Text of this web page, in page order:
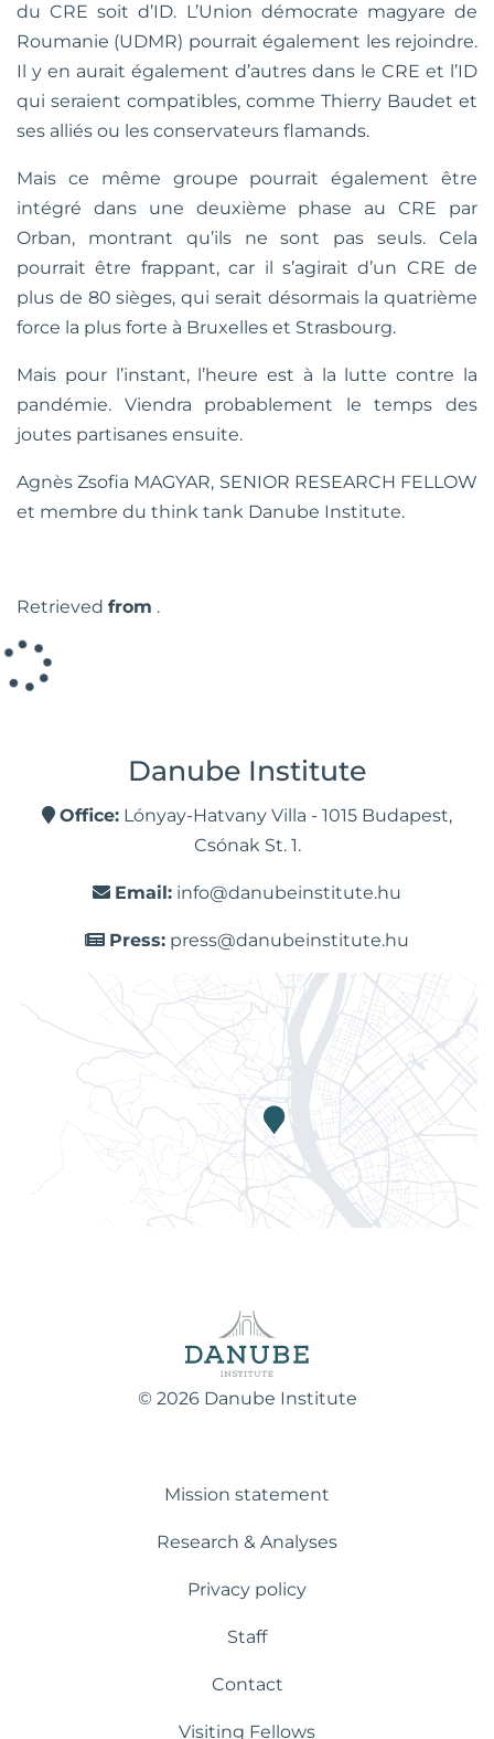
du CRE soit d’ID. L’Union démocrate magyare de
Roumanie (UDMR) pourrait également les rejoindre.
Il y en aurait également d’autres dans le CRE et l’ID
qui seraient compatibles, comme Thierry Baudet et
ses alliés ou les conservateurs flamands.
Mais ce même groupe pourrait également être
intégré dans une deuxième phase au CRE par
Orban, montrant qu’ils ne sont pas seuls. Cela
pourrait être frappant, car il s’agirait d’un CRE de
plus de 80 sièges, qui serait désormais la quatrième
force la plus forte à Bruxelles et Strasbourg.
Mais pour l’instant, l’heure est à la lutte contre la
pandémie. Viendra probablement le temps des
joutes partisanes ensuite.
Agnès Zsofia MAGYAR, SENIOR RESEARCH FELLOW
et membre du think tank Danube Institute.
Retrieved from .
Danube Institute
Office: Lónyay-Hatvany Villa - 1015 Budapest,
Csónak St. 1.
Email: info@danubeinstitute.hu
Press: press@danubeinstitute.hu
© 2026 Danube Institute
Mission statement
Research & Analyses
Privacy policy
Staff
Contact
Visiting Fellows